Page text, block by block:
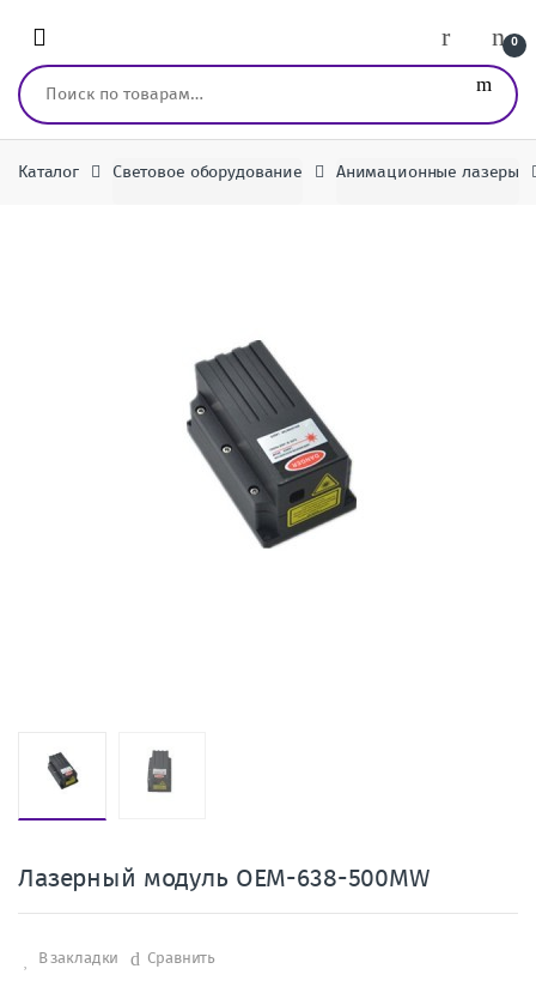
0
Искать:
Каталог Световое оборудование Анимационные лазеры
Лазерный модуль OEM-638-500MW
В закладки Сравнить